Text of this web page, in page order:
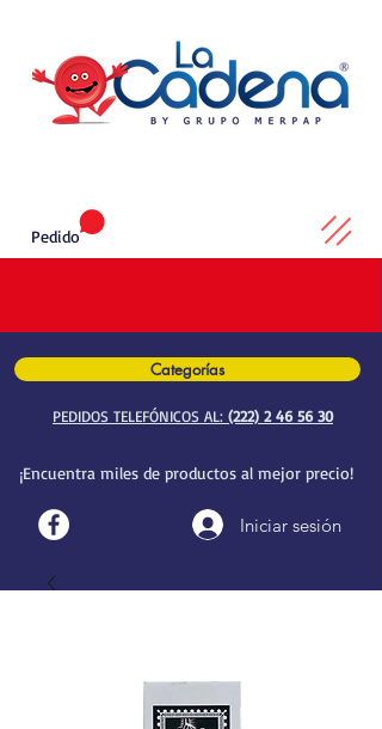
Categorías
PEDIDOS TELEFÓNICOS AL: (222) 2 46 56 30
¡Encuentra miles de productos al mejor precio!
Iniciar sesión
Pedido